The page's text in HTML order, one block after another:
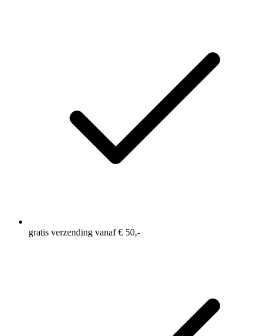
gratis verzending vanaf € 50,-